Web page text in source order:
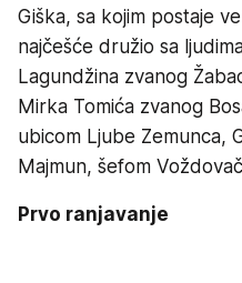
Giška, sa kojim postaje
najčešće družio sa
Lagundžina zvanog
Mirka Tomića zvanog
ubicom Ljube Zemunca,
Majmun, šefom
Prvo ranjavanje